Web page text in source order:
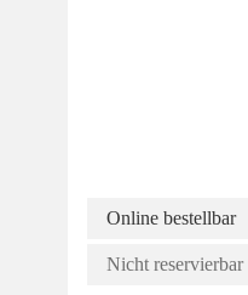
Online bestellbar
Nicht reservierbar